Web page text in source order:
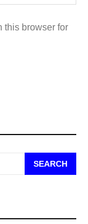
this browser for
SEARCH